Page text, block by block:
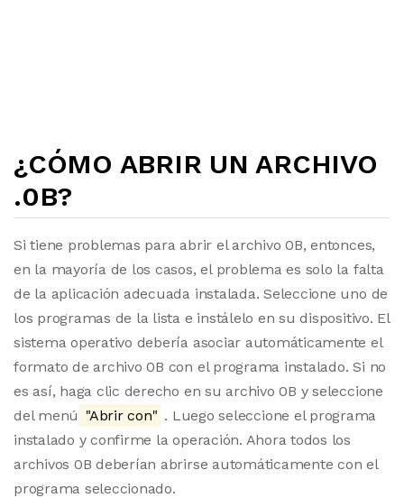
¿CÓMO ABRIR UN ARCHIVO
.0B?
Si tiene problemas para abrir el archivo 0B, entonces,
en la mayoría de los casos, el problema es solo la falta
de la aplicación adecuada instalada. Seleccione uno de
los programas de la lista e instálelo en su dispositivo. El
sistema operativo debería asociar automáticamente el
formato de archivo 0B con el programa instalado. Si no
es así, haga clic derecho en su archivo 0B y seleccione
del menú "Abrir con" . Luego seleccione el programa
instalado y confirme la operación. Ahora todos los
archivos 0B deberían abrirse automáticamente con el
programa seleccionado.